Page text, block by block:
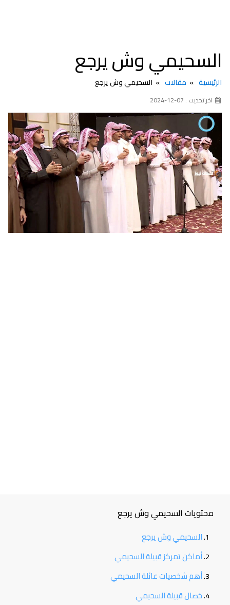
السحيمي وش يرجع
الرئيسية مقالات السحيمي وش يرجع
اخر تحديث : 07-12-2024
محتويات السحيمي وش يرجع
السحيمي وش يرجع
أماكن تمركز قبيلة السحيمي
أهم شخصيات عائلة السحيمي
خصال قبيلة السحيمي